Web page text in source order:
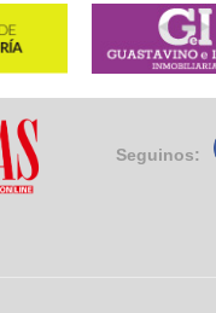
Seguinos: